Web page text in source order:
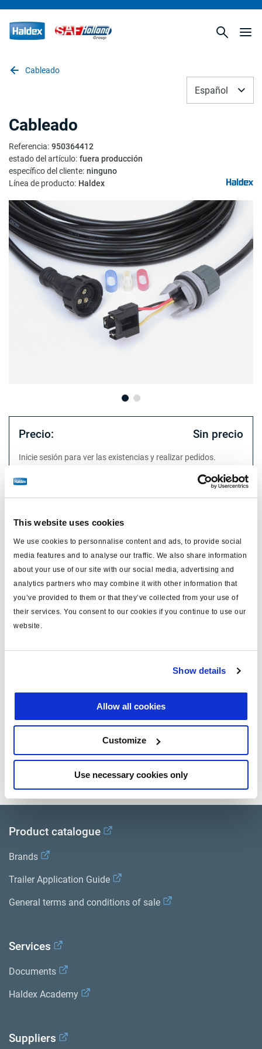
This website uses cookies
We use cookies to personnalise content and ads, to provide social
media features and to analyse our traffic. We also share information
about your use of our site with our social media, advertising and
analytics partners who may combine it with other information that
you’ve provided to them or that they’ve collected from your use of
their services. You consent to our cookies if you continue to use our
website.
Show details
Allow all cookies
Customize
Use necessary cookies only
Cableado
Español
Cableado
Referencia: 950364412
estado del artículo: fuera producción
específico del cliente: ninguno
Línea de producto: Haldex
Precio: Sin precio
Inicie sesión para ver las existencias y realizar pedidos.
MODAL si
nota modulador
material
Vea todas las publicaciones relacionadas en nuestra
Biblioteca bibliográfica de productos.
Product catalogue
Brands
Trailer Application Guide
General terms and conditions of sale
Services
Documents
Haldex Academy
Suppliers